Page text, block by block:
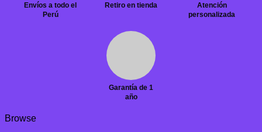
Envíos a todo el
Perú
Retiro en tienda
Atención
personalizada
Garantía de 1
año
Browse